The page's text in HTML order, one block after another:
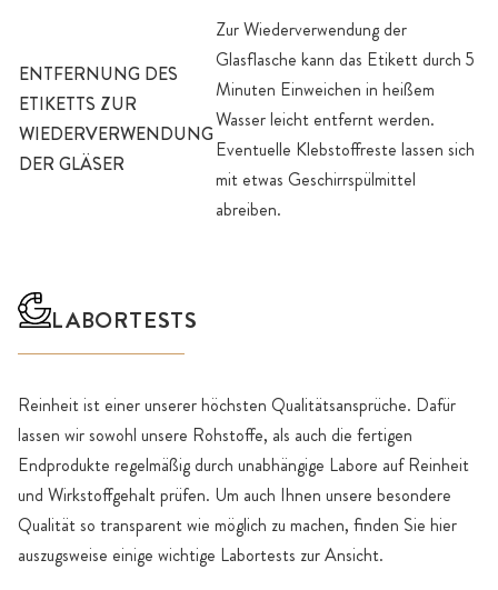
ENTFERNUNG DES
ETIKETTS ZUR
WIEDERVERWENDUNG
DER GLÄSER
Zur Wiederverwendung der
Glasflasche kann das Etikett durch 5
Minuten Einweichen in heißem
Wasser leicht entfernt werden.
Eventuelle Klebstoffreste lassen sich
mit etwas Geschirrspülmittel
abreiben.
LABORTESTS
Reinheit ist einer unserer höchsten Qualitätsansprüche. Dafür
lassen wir sowohl unsere Rohstoffe, als auch die fertigen
Endprodukte regelmäßig durch unabhängige Labore auf Reinheit
und Wirkstoffgehalt prüfen. Um auch Ihnen unsere besondere
Qualität so transparent wie möglich zu machen, finden Sie hier
auszugsweise einige wichtige Labortests zur Ansicht.